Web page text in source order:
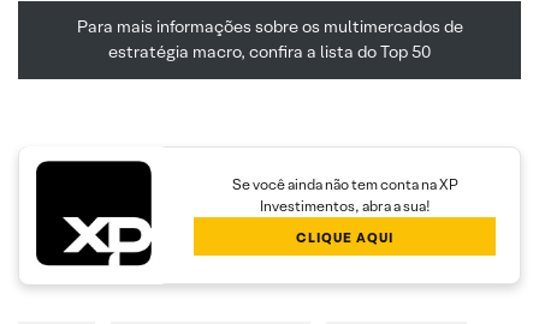
Para mais informações sobre os multimercados de
estratégia macro, confira a lista do Top 50
Se você ainda não tem conta na XP
Investimentos, abra a sua!
CLIQUE AQUI